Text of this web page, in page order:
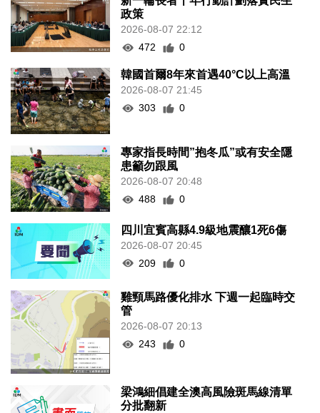
政策
2026-08-07 22:12
472
0
韓國首爾8年來首遇40°C以上高溫
2026-08-07 21:45
303
0
專家指長時間”抱冬瓜”或有安全隱
患籲勿跟風
2026-08-07 20:48
488
0
四川宜賓高縣4.9級地震釀1死6傷
2026-08-07 20:45
209
0
雞頸馬路優化排水 下週一起臨時交
管
2026-08-07 20:13
243
0
梁鴻細倡建全澳高風險斑馬線清單
分批翻新